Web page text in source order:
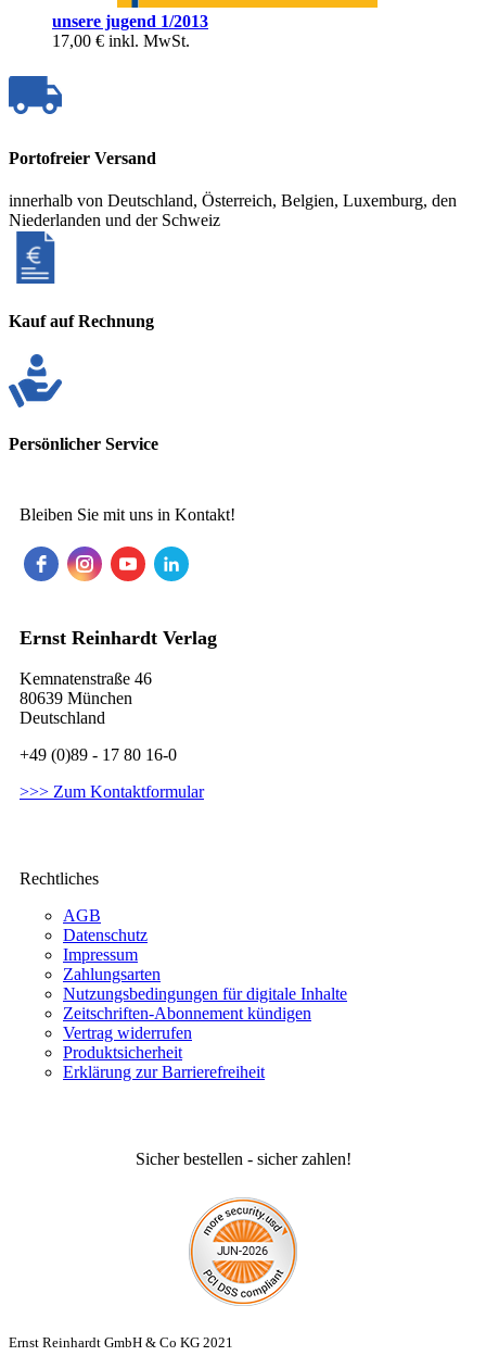
unsere jugend 1/2013
17,00 € inkl. MwSt.
Portofreier Versand
innerhalb von Deutschland, Österreich, Belgien, Luxemburg, den
Niederlanden und der Schweiz
Kauf auf Rechnung
Persönlicher Service
Bleiben Sie mit uns in Kontakt!
Ernst Reinhardt Verlag
Kemnatenstraße 46
80639 München
Deutschland
+49 (0)89 - 17 80 16-0
>>> Zum Kontaktformular
Rechtliches
AGB
Datenschutz
Impressum
Zahlungsarten
Nutzungsbedingungen für digitale Inhalte
Zeitschriften-Abonnement kündigen
Vertrag widerrufen
Produktsicherheit
Erklärung zur Barrierefreiheit
Sicher bestellen - sicher zahlen!
Ernst Reinhardt GmbH & Co KG 2021